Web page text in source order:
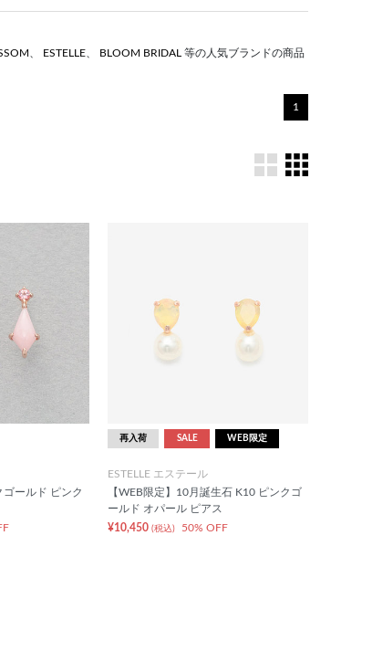
ESTELLE BLOOM BRIDAL 等の人気ブランドの商品
1
ールド ピンク
再入荷 SALE WEB限定
ESTELLE エステール
【WEB限定】10月誕生石 K10 ピンクゴ
ールド オパール ピアス
¥10,450 (税込) 50% OFF